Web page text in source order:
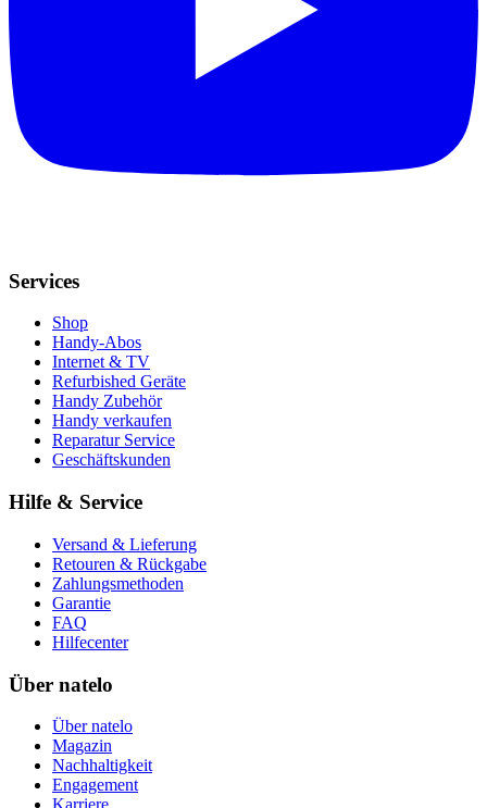
Services
Shop
Handy-Abos
Internet & TV
Refurbished Geräte
Handy Zubehör
Handy verkaufen
Reparatur Service
Geschäftskunden
Hilfe & Service
Versand & Lieferung
Retouren & Rückgabe
Zahlungsmethoden
Garantie
FAQ
Hilfecenter
Über natelo
Über natelo
Magazin
Nachhaltigkeit
Engagement